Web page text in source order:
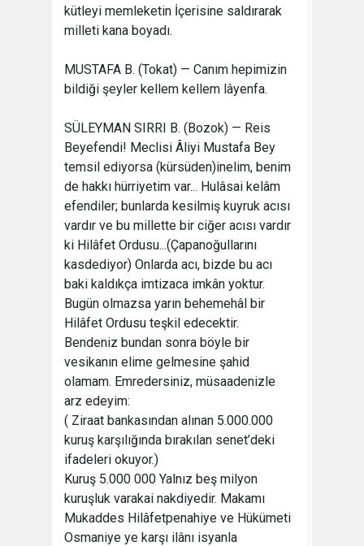
kütleyi memleketin İçerisine saldırarak
milleti kana boyadı.
MUSTAFA B. (Tokat) — Canım hepimizin
bildiği şeyler kellem kellem lâyenfa.
SÜLEYMAN SIRRI B. (Bozok) — Reis
Beyefendi! Meclisi Âliyi Mustafa Bey
temsil ediyorsa (kürsüden)inelim, benim
de hakkı hürriyetim var... Hulâsai kelâm
efendiler; bunlarda kesilmiş kuyruk acısı
vardır ve bu millette bir ciğer acısı vardır
ki Hilâfet Ordusu...(Çapanoğullarını
kasdediyor) Onlarda acı, bizde bu acı
baki kaldıkça imtizaca imkân yoktur.
Bugün olmazsa yarın behemehâl bir
Hilâfet Ordusu teşkil edecektir.
Bendeniz bundan sonra böyle bir
vesikanın elime gelmesine şahid
olamam. Emredersiniz, müsaadenizle
arz edeyim:
( Ziraat bankasından alınan 5.000.000
kuruş karşılığında bırakılan senet’deki
ifadeleri okuyor.)
Kuruş 5.000 000 Yalnız beş milyon
kuruşluk varakai nakdiyedir. Makamı
Mukaddes Hilâfetpenahiye ve Hükümeti
Osmaniye ye karşı ilânı isyanla